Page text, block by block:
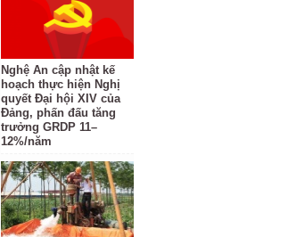
Nghệ An cập nhật kế
hoạch thực hiện Nghị
quyết Đại hội XIV của
Đảng, phấn đấu tăng
trưởng GRDP 11–
12%/năm